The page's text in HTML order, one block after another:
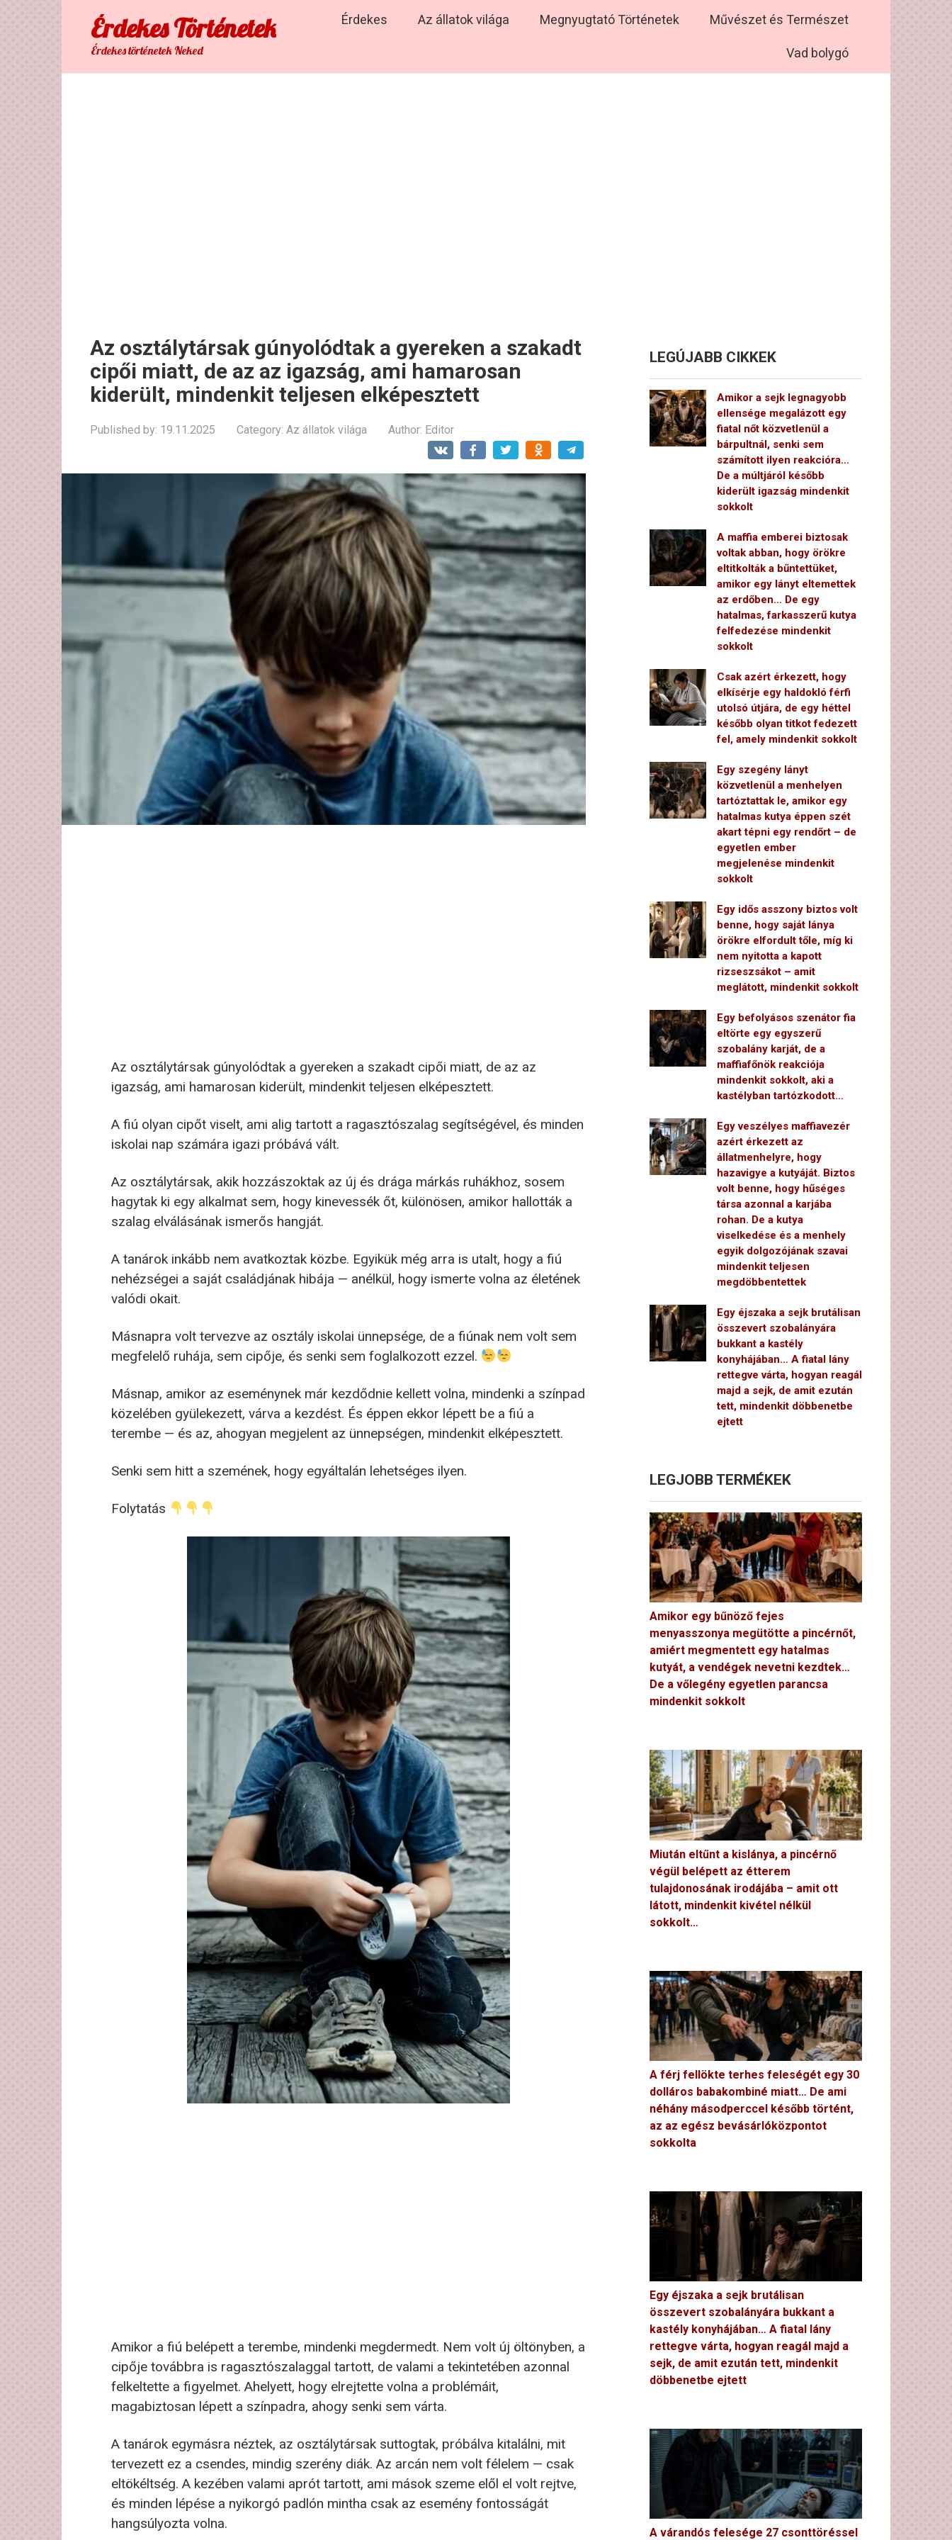
Érdekes Тörténetek
Érdekes történetek Neked
Érdekes Az állatok világa Megnyugtató Történetek Művészet és Természet
Vad bolygó
Az osztálytársak gúnyolódtak a gyereken a szakadt
cipői miatt, de az az igazság, ami hamarosan
kiderült, mindenkit teljesen elképesztett
Published by: 19.11.2025 Category: Az állatok világa Author: Editor
Az osztálytársak gúnyolódtak a gyereken a szakadt cipői miatt, de az az
igazság, ami hamarosan kiderült, mindenkit teljesen elképesztett.
A fiú olyan cipőt viselt, ami alig tartott a ragasztószalag segítségével, és minden
iskolai nap számára igazi próbává vált.
Az osztálytársak, akik hozzászoktak az új és drága márkás ruhákhoz, sosem
hagytak ki egy alkalmat sem, hogy kinevessék őt, különösen, amikor hallották a
szalag elválásának ismerős hangját.
A tanárok inkább nem avatkoztak közbe. Egyikük még arra is utalt, hogy a fiú
nehézségei a saját családjának hibája — anélkül, hogy ismerte volna az életének
valódi okait.
Másnapra volt tervezve az osztály iskolai ünnepsége, de a fiúnak nem volt sem
megfelelő ruhája, sem cipője, és senki sem foglalkozott ezzel.
Másnap, amikor az eseménynek már kezdődnie kellett volna, mindenki a színpad
közelében gyülekezett, várva a kezdést. És éppen ekkor lépett be a fiú a
terembe — és az, ahogyan megjelent az ünnepségen, mindenkit elképesztett.
Senki sem hitt a szemének, hogy egyáltalán lehetséges ilyen.
Folytatás
Amikor a fiú belépett a terembe, mindenki megdermedt. Nem volt új öltönyben, a
cipője továbbra is ragasztószalaggal tartott, de valami a tekintetében azonnal
felkeltette a figyelmet. Ahelyett, hogy elrejtette volna a problémáit,
magabiztosan lépett a színpadra, ahogy senki sem várta.
A tanárok egymásra néztek, az osztálytársak suttogtak, próbálva kitalálni, mit
tervezett ez a csendes, mindig szerény diák. Az arcán nem volt félelem — csak
eltökéltség. A kezében valami aprót tartott, ami mások szeme elől el volt rejtve,
és minden lépése a nyikorgó padlón mintha csak az esemény fontosságát
hangsúlyozta volna.
LEGÚJABB CIKKEK
Amikor a sejk legnagyobb
ellensége megalázott egy
fiatal nőt közvetlenül a
bárpultnál, senki sem
számított ilyen reakcióra…
De a múltjáról később
kiderült igazság mindenkit
sokkolt
A maffia emberei biztosak
voltak abban, hogy örökre
eltitkolták a bűntettüket,
amikor egy lányt eltemettek
az erdőben… De egy
hatalmas, farkasszerű kutya
felfedezése mindenkit
sokkolt
Csak azért érkezett, hogy
elkísérje egy haldokló férfi
utolsó útjára, de egy héttel
később olyan titkot fedezett
fel, amely mindenkit sokkolt
Egy szegény lányt
közvetlenül a menhelyen
tartóztattak le, amikor egy
hatalmas kutya éppen szét
akart tépni egy rendőrt – de
egyetlen ember
megjelenése mindenkit
sokkolt
Egy idős asszony biztos volt
benne, hogy saját lánya
örökre elfordult tőle, míg ki
nem nyitotta a kapott
rizseszsákot – amit
meglátott, mindenkit sokkolt
Egy befolyásos szenátor fia
eltörte egy egyszerű
szobalány karját, de a
maffiafőnök reakciója
mindenkit sokkolt, aki a
kastélyban tartózkodott…
Egy veszélyes maffiavezér
azért érkezett az
állatmenhelyre, hogy
hazavigye a kutyáját. Biztos
volt benne, hogy hűséges
társa azonnal a karjába
rohan. De a kutya
viselkedése és a menhely
egyik dolgozójának szavai
mindenkit teljesen
megdöbbentettek
Egy éjszaka a sejk brutálisan
összevert szobalányára
bukkant a kastély
konyhájában… A fiatal lány
rettegve várta, hogyan reagál
majd a sejk, de amit ezután
tett, mindenkit döbbenetbe
ejtett
LEGJOBB TERMÉKEK
Amikor egy bűnöző fejes
menyasszonya megütötte a pincérnőt,
amiért megmentett egy hatalmas
kutyát, a vendégek nevetni kezdtek…
De a vőlegény egyetlen parancsa
mindenkit sokkolt
Miután eltűnt a kislánya, a pincérnő
végül belépett az étterem
tulajdonosának irodájába – amit ott
látott, mindenkit kivétel nélkül
sokkolt…
A férj fellökte terhes feleségét egy 30
dolláros babakombiné miatt… De ami
néhány másodperccel később történt,
az az egész bevásárlóközpontot
sokkolta
Egy éjszaka a sejk brutálisan
összevert szobalányára bukkant a
kastély konyhájában… A fiatal lány
rettegve várta, hogyan reagál majd a
sejk, de amit ezután tett, mindenkit
döbbenetbe ejtett
A várandós felesége 27 csonttöréssel